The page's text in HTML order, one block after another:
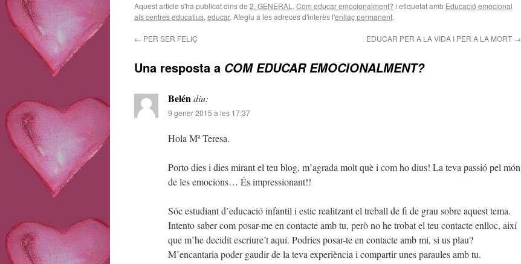
Aquest article s'ha publicat dins de 2. GENERAL , Com educar emocionalment? i etiquetat amb Educació emocional
als centres educatius, educar. Afegiu a les adreces d'interès l'enllaç permanent.
← PER SER FELIÇ EDUCAR PER A LA VIDA I PER A LA MORT →
Una resposta a COM EDUCAR EMOCIONALMENT?
Beléndiu:
9 gener 2015 a les 17:37
Hola Mª Teresa.
Porto dies i dies mirant el teu blog, m’agrada molt què i com ho dius! La teva passió pel món
de les emocions… És impressionant!!
Sóc estudiant d’educació infantil i estic realitzant el treball de fi de grau sobre aquest tema.
Intento saber com posar-me en contacte amb tu, però no he trobat el teu contacte enlloc, així
que m’he decidit escriure’t aquí. Podries posar-te en contacte amb mi, si us plau?
M’encantaria poder gaudir de la teva experiència i compartir unes paraules amb tu.